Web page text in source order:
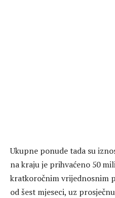
Ukupne ponude tada su
na kraju je prihvaćeno 50
kratkoročnim vrijednosnim
od šest mjeseci, uz